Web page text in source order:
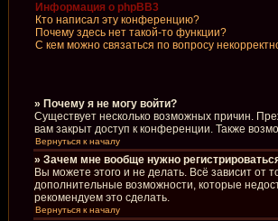
Информация о phpBB3
Кто написал эту конференцию?
Почему здесь нет такой-то функции?
С кем можно связаться по вопросу
» Почему я не могу войти?
Существует несколько возможных причин.
вам закрыт доступ к конференции. Также
Вернуться к началу
» Зачем мне вообще нужно
Вы можете этого и не делать. Всё зависит от
дополнительные возможности, которые
рекомендуем это сделать.
Вернуться к началу